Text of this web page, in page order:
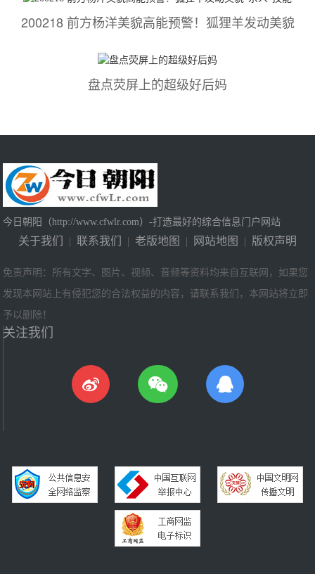
200218 前方杨洋美貌高能预警！狐狸羊发动美貌
盘点荧屏上的超级好后妈
今日朝阳（http://www.cfwlr.com）-打造最好的综合信息门户网站
关于我们 | 联系我们 | 老版地图 | 网站地图 | 版权声明
免责声明：所有文字、图片、视频、音频等资料均来自互联网，如果您
发现本网站上有侵犯您的合法权益的内容，请联系我们，本网站将立即
予以删除！
关注我们